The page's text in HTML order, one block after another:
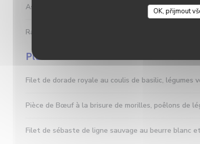
OK, přijmout
Asperges vertes, vinaigrette, anchois marinés et
Ravioles à la truffe gratinées au parmesan et magret
Plats
Filet de dorade royale au coulis de basilic, légumes
Pièce de Bœuf à la brisure de morilles, poêlons de
Filet de sébaste de ligne sauvage au beurre blanc